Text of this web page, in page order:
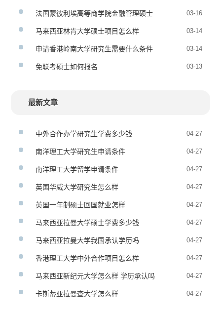
法国蒙彼利埃高等商学院金融管理硕士 03-16
马来西亚林肯大学硕士项目怎么样 03-14
申请香港岭南大学研究生需要什么条件 03-14
免联考硕士如何报名 03-13
最新文章
中外合作办学研究生学费多少钱 04-27
南洋理工大学研究生申请条件 04-27
南洋理工大学留学申请条件 04-27
英国华威大学研究生怎么样 04-27
英国一年制硕士回国就业怎样 04-27
马来西亚拉曼大学硕士学费多少钱 04-27
马来西亚拉曼大学我国承认学历吗 04-27
香港理工大学中外合作项目怎么样 04-27
马来西亚新纪元大学怎么样 学历承认吗 04-27
卡斯蒂亚拉曼查大学怎么样 04-27